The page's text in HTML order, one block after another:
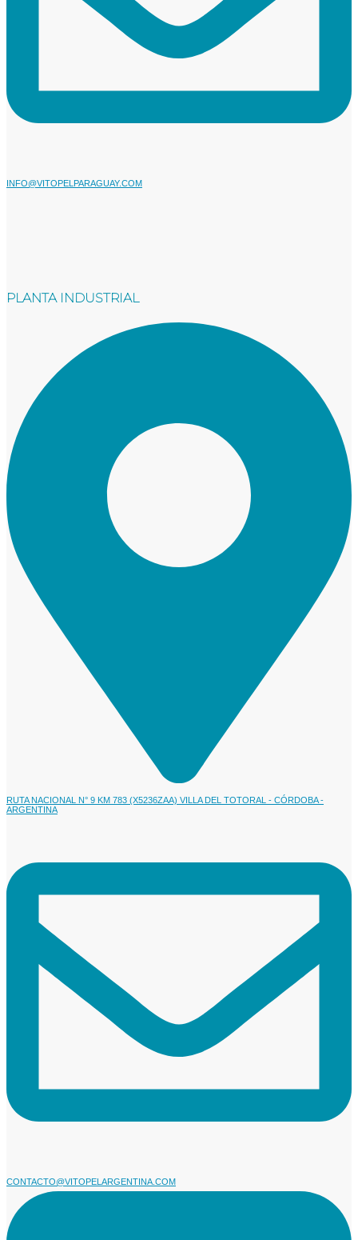
INFO@VITOPELPARAGUAY.COM
PLANTA INDUSTRIAL
RUTA NACIONAL N° 9 KM 783 (X5236ZAA) VILLA DEL TOTORAL - CÓRDOBA -
ARGENTINA
CONTACTO@VITOPELARGENTINA.COM